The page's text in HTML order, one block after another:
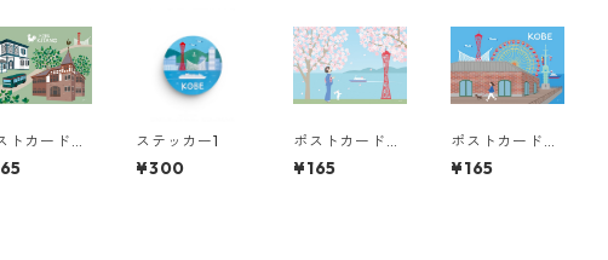
トカード
11
ステッカー1
¥300
ポストカード
神戸23
¥165
ポストカード
神戸17
¥165